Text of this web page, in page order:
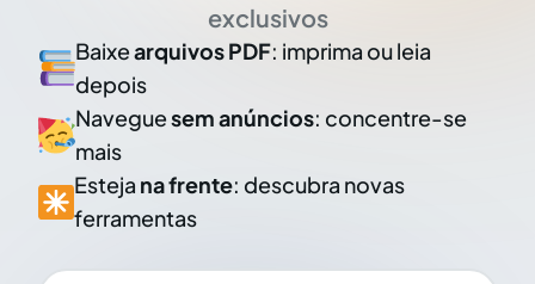
exclusivos
Baixearquivos PDF: imprima ou leia
depois
Naveguesem anúncios: concentre-se
mais
Esteja na frente: descubra novas
ferramentas